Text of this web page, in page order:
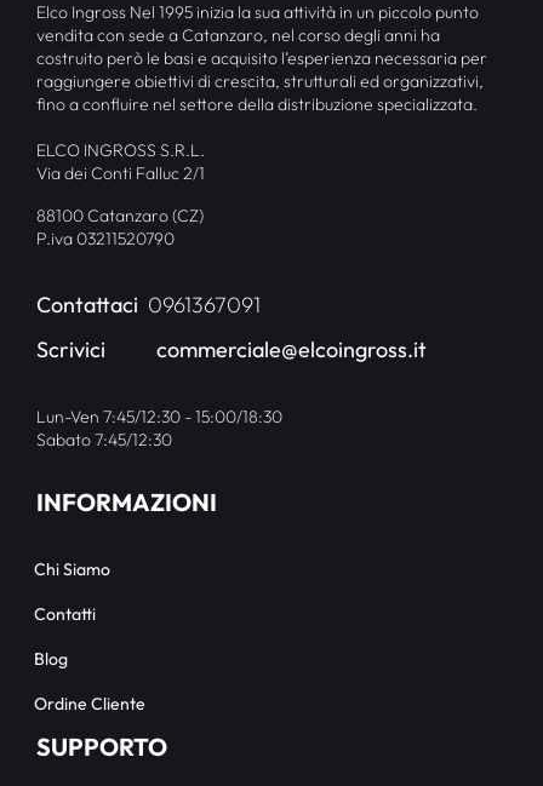
Elco Ingross Nel 1995 inizia la sua attività in un piccolo punto
vendita con sede a Catanzaro, nel corso degli anni ha
costruito però le basi e acquisito l’esperienza necessaria per
raggiungere obiettivi di crescita, strutturali ed organizzativi,
fino a confluire nel settore della distribuzione specializzata.
ELCO INGROSS S.R.L.
Via dei Conti Falluc 2/1
88100 Catanzaro (CZ)
P.iva 03211520790
Contattaci 0961367091
Scrivici
commerciale@elcoingross.it
Lun-Ven 7:45/12:30 - 15:00/18:30
Sabato 7:45/12:30
INFORMAZIONI
Chi Siamo
Contatti
Blog
Ordine Cliente
SUPPORTO